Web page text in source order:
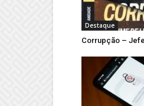
Destaque
Corrupção –